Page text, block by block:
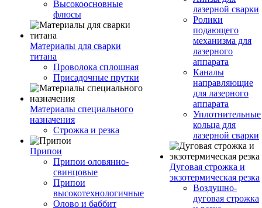
Высокоосновные
флюсы
Материалы для сварки
титана
Проволока сплошная
Присадочные прутки
Материалы специального
назначения
Строжка и резка
Припои
Припои оловянно-
свинцовые
Припои
высокотехнологичные
Олово и баббит
лазерной сварки
Ролики
подающего
механизма для
лазерного
аппарата
Каналы
направляющие
для лазерного
аппарата
Уплотнительные
кольца для
лазерной сварки
Дуговая строжка и
экзотермическая резка
Воздушно-
дуговая строжка